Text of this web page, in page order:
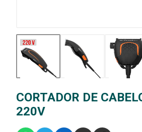
CORTADOR DE
220V